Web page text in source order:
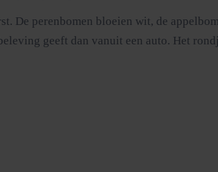
perenbomen bloeien wit, de
geeft dan vanuit een auto. Het